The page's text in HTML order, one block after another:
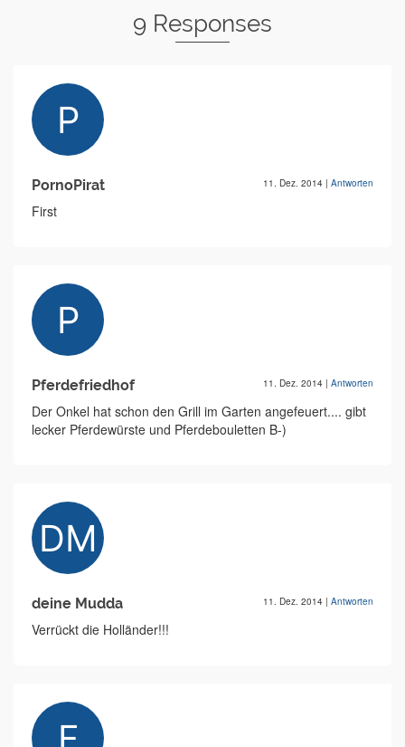
9 Responses
PornoPirat 11. Dez. 2014 | Antworten
First
Pferdefriedhof 11. Dez. 2014 | Antworten
Der Onkel hat schon den Grill im Garten angefeuert.... gibt
lecker Pferdewürste und Pferdebouletten B-)
deine Mudda 11. Dez. 2014 | Antworten
Verrückt die Holländer!!!